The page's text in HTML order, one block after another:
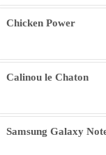
Chicken Power
Calinou le Chaton
Samsung Galaxy